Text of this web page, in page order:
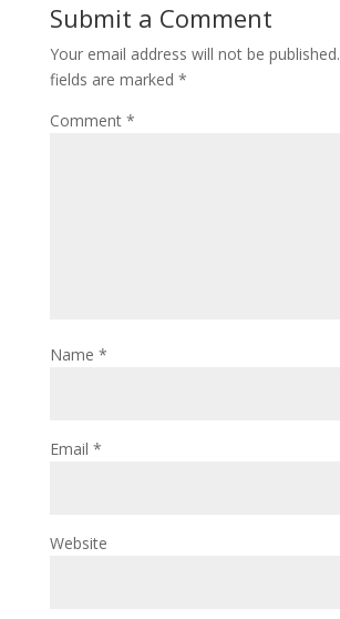
Submit a Comment
Your email address will not be published.
fields are marked *
Comment *
Name *
Email *
Website